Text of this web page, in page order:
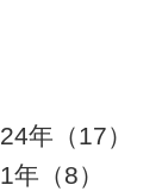
年 （17）
年 （8）